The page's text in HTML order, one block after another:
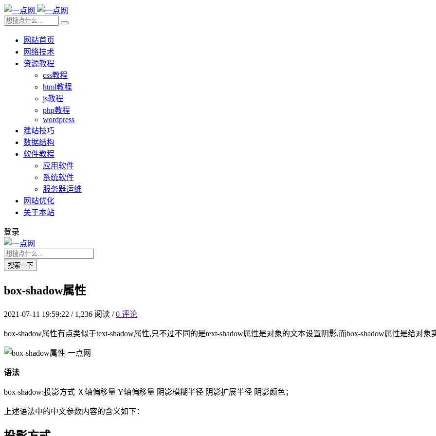
网站首页
网络技术
资源教程
css教程
html教程
js教程
php教程
wordpress
建站技巧
数据结构
软件教程
应用软件
系统软件
服务器运维
网站优化
关于本站
登录
搜索一下
box-shadow属性
2021-07-11 19:59:22 /1,236 阅读 / 0 评论
box-shadow属性有点类似于text-shadow属性,只不过不同的是text-shadow属性是对象的文本设置阴影,而box-shadow属性是给对象
语法
box-shadow:投影方式 Ⅹ轴偏移量 Y轴偏移量 阴影模糊半径 阴影扩展半径 阴影颜色；
上述语法中的中文参数内容的含义如下：